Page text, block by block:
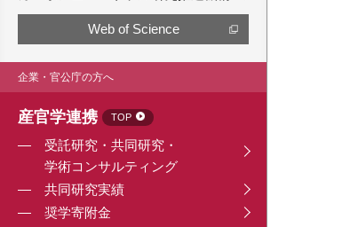
Web of Science
企業・官公庁の方へ
産官学連携 TOP
受託研究・共同研究・
学術コンサルティング
共同研究実績
奨学寄附金